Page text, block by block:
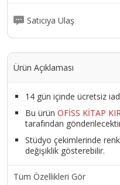
Satıcıya Ulaş
Ürün Açıklaması
14 gün içinde ücretsiz
Bu ürün OFİSS KİTAP
tarafından
Stüdyo çekimlerinde
değişiklik gösterebilir.
Tüm Özellikleri Gör